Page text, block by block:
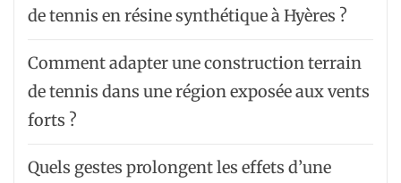
de tennis en résine synthétique à Hyères ?
Comment adapter une construction terrain
de tennis dans une région exposée aux vents
forts ?
Quels gestes prolongent les effets d’une